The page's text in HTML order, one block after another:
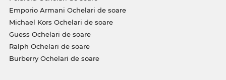
Emporio Armani Ochelari de soare
Michael Kors Ochelari de soare
Guess Ochelari de soare
Ralph Ochelari de soare
Burberry Ochelari de soare